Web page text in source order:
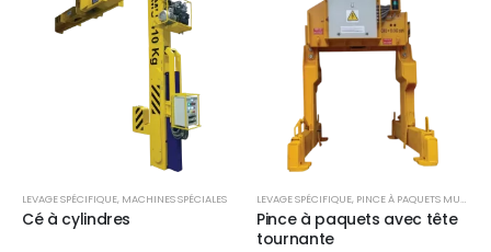
LEVAGE SPÉCIFIQUE, MACHINES SPÉCIALES
Cé à cylindres
LEVAGE SPÉCIFIQUE, PINCE À PAQUETS MULTI-MODULES
Pince à paquets avec tête
tournante